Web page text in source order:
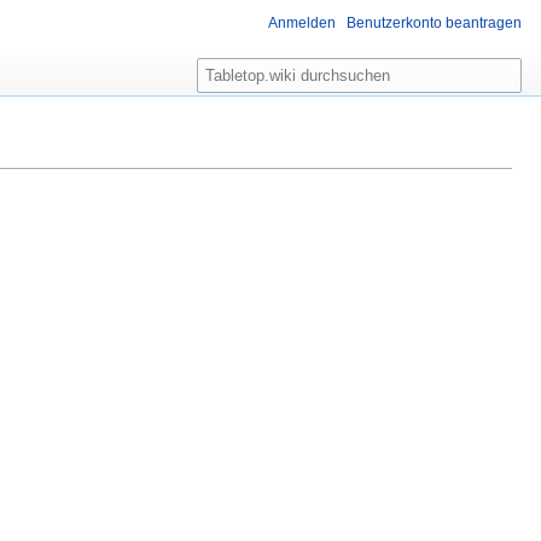
Anmelden Benutzerkonto beantragen
S
u
e